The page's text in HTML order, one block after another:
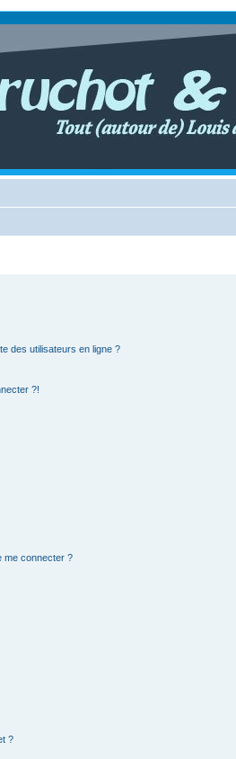
des utilisateurs en ligne ?
?!
me connecter ?
?